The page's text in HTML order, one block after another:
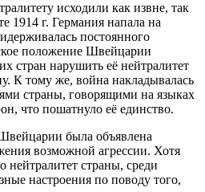
исходили как извне, так
1914 г. Германия напала на
постоянного
положение Швейцарии
стран нарушить её нейтралитет
К тому же, война накладывалась
страны, говорящими на языках
что пошатнуло её единство.
была объявлена
возможной агрессии. Хотя
нейтралитет страны, среди
настроения по поводу того,